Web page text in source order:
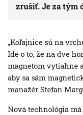
zrušiť. Je za tým
„Koľajnice sú na
Ide o to, že na dve
magnetom vytiahne
aby sa sám
manažér Stefan
Nová technológia